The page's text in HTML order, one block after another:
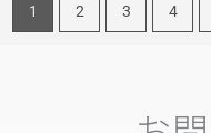
1 2 3 4